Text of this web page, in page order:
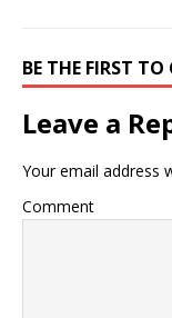
BE THE FIRST
Leave a
Your email address
Comment